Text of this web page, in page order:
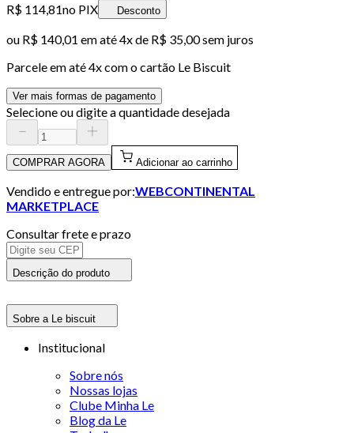
R$ 114,81no PIX Desconto
ou R$ 140,01 em até4x de R$ 35,00 sem juros
Parcele em até4x com o cartão Le Biscuit
Ver mais formas de pagamento
Selecione ou digite a quantidade desejada
COMPRAR AGORA Adicionar ao carrinho
Vendido e entregue por:WEBCONTINENTAL
MARKETPLACE
Consultar frete e prazo
Descrição do produto
Sobre a Le biscuit
Institucional
Sobre nós
Nossas lojas
Clube Minha Le
Blog da Le